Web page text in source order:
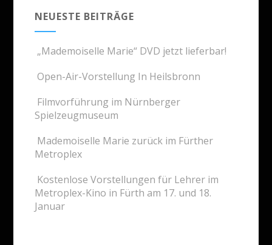
NEUESTE BEITRÄGE
„Mademoiselle Marie“ DVD jetzt lieferbar!
Open-Air-Vorstellung In Heilsbronn
Filmvorführung im Nürnberger
Spielzeugmuseum
Mademoiselle Marie zurück im Fürther
Metroplex
Kostenlose Vorstellungen für Lehrer im
Metroplex-Kino in Fürth am 17. und 18.
Januar